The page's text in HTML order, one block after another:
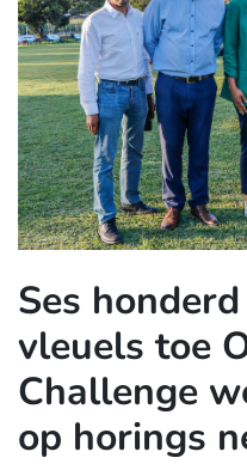
Ses
vleuels toe
Challenge
op horings